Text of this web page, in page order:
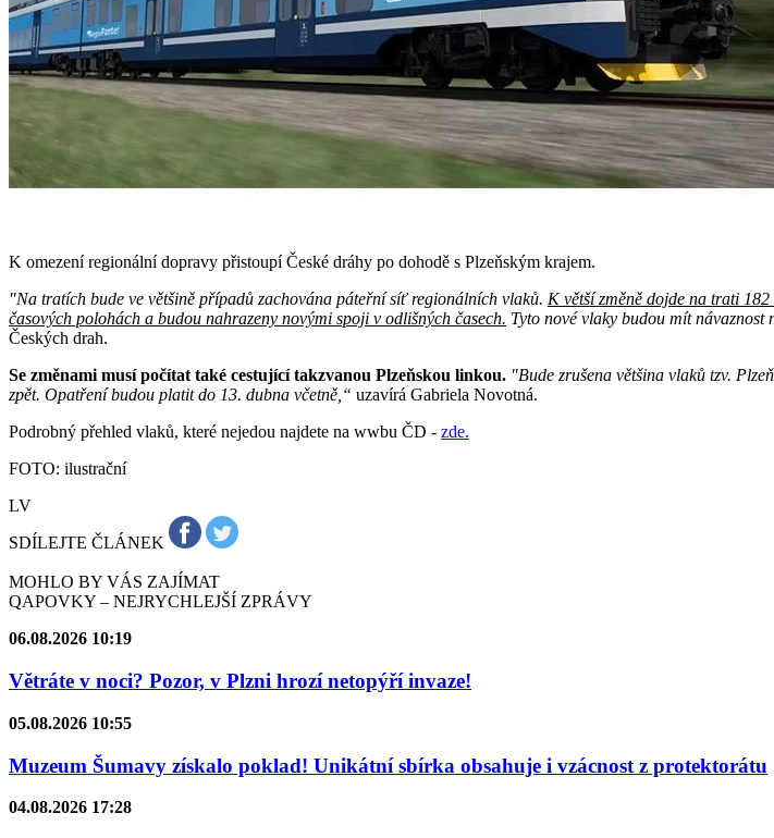
K omezení regionální dopravy přistoupí České dráhy po dohodě s Plzeňským krajem.
"Na tratích bude ve většině případů zachována páteřní síť regionálních vlaků. K větší změně dojde na trati
časových polohách a budou nahrazeny novými spoji v odlišných časech. Tyto nové vlaky budou mít
Českých drah.
Se změnami musí počítat také cestující takzvanou Plzeňskou linkou. "Bude zrušena většina vlaků tzv.
zpět. Opatření budou platit do 13. dubna včetně,“ uzavírá Gabriela Novotná.
Podrobný přehled vlaků, které nejedou najdete na wwbu ČD - zde.
FOTO: ilustrační
LV
SDÍLEJTE ČLÁNEK
MOHLO BY VÁS ZAJÍMAT
QAPOVKY – NEJRYCHLEJŠÍ ZPRÁVY
06.08.2026 10:19
Větráte v noci? Pozor, v Plzni hrozí netopýří invaze!
05.08.2026 10:55
Muzeum Šumavy získalo poklad! Unikátní sbírka obsahuje i vzácnost z protektorátu
04.08.2026 17:28